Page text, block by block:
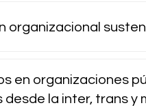
organizacional
en organizaciones
desde la inter, trans y